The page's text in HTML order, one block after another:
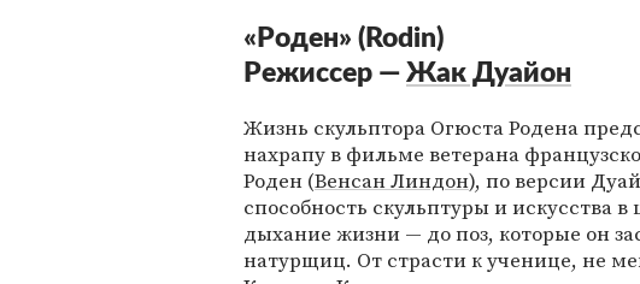
«Роден» (Rodin)
Режиссер — Жак Дуайон
Жизнь скульптора Огюста Родена
нахрапу в фильме ветерана
Роден (Венсан Линдон), по версии
способность скульптуры и искусства
дыхание жизни — до поз, которые он
натурщиц. От страсти к ученице, не